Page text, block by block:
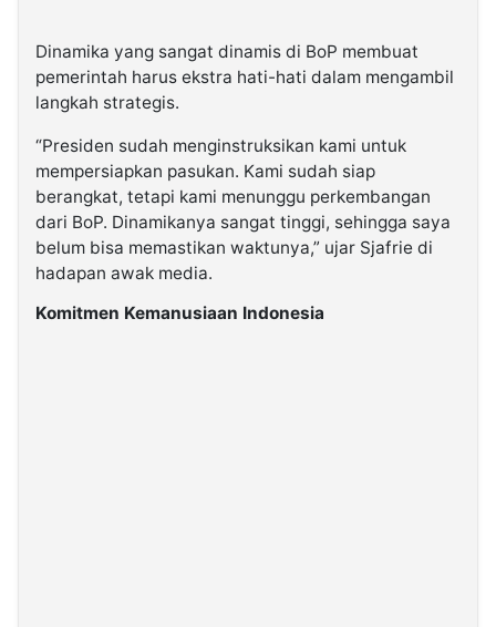
Dinamika yang sangat dinamis di BoP membuat
pemerintah harus ekstra hati-hati dalam mengambil
langkah strategis.
“Presiden sudah menginstruksikan kami untuk
mempersiapkan pasukan. Kami sudah siap
berangkat, tetapi kami menunggu perkembangan
dari BoP. Dinamikanya sangat tinggi, sehingga saya
belum bisa memastikan waktunya,” ujar Sjafrie di
hadapan awak media.
Komitmen Kemanusiaan Indonesia